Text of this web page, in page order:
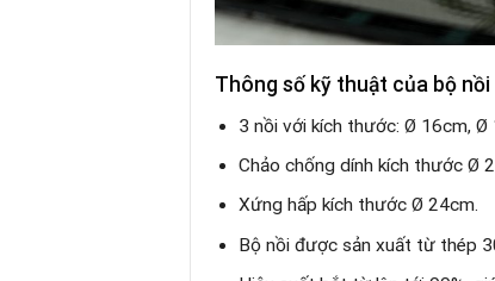
Thông số kỹ thuật của bộ
3 nồi với kích thước: Ø 16cm, Ø
Chảo chống dính kích thước Ø
Xứng hấp kích thước Ø 24cm.
Bộ nồi được sản xuất từ thép